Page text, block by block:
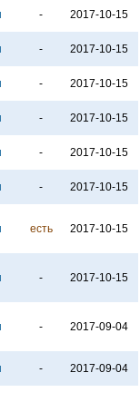
- 2017-10-15
- 2017-10-15
- 2017-10-15
- 2017-10-15
- 2017-10-15
- 2017-10-15
есть 2017-10-15
- 2017-10-15
- 2017-09-04
- 2017-09-04